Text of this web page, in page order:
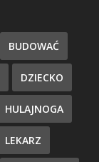
BUDOWAĆ
DZIECKO
HULAJNOGA
LEKARZ